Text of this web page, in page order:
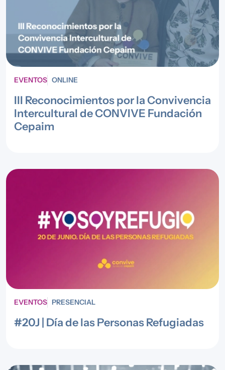
EVENTOS ONLINE
III Reconocimientos por la Convivencia
Intercultural de CONVIVE Fundación
Cepaim
EVENTOS PRESENCIAL
#20J | Día de las Personas Refugiadas